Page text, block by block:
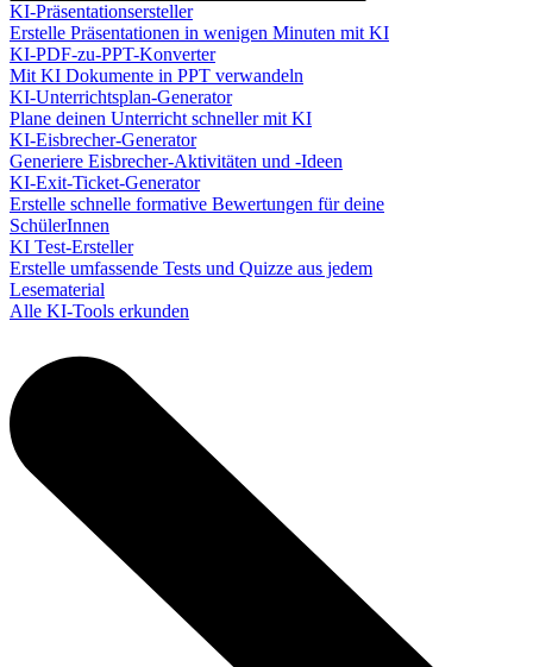
KI-Präsentationsersteller
Erstelle Präsentationen in wenigen Minuten mit KI
KI-PDF-zu-PPT-Konverter
Mit KI Dokumente in PPT verwandeln
KI-Unterrichtsplan-Generator
Plane deinen Unterricht schneller mit KI
KI-Eisbrecher-Generator
Generiere Eisbrecher-Aktivitäten und -Ideen
KI-Exit-Ticket-Generator
Erstelle schnelle formative Bewertungen für deine
SchülerInnen
KI Test-Ersteller
Erstelle umfassende Tests und Quizze aus jedem
Lesematerial
Alle KI-Tools erkunden